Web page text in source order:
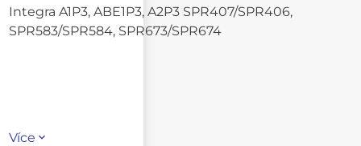
Integra A1P3, ABE1P3, A2P3 SPR407/SPR406,
SPR583/SPR584, SPR673/SPR674
Více